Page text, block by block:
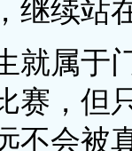
继续站
属于
赛，但
不会被